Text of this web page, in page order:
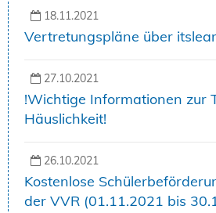
18.11.2021
Vertretungspläne über
27.10.2021
!Wichtige Informationen zur
Häuslichkeit!
26.10.2021
Kostenlose
der VVR (01.11.2021 bis